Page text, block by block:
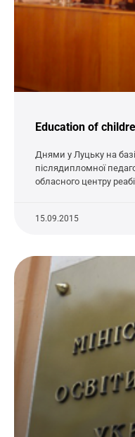
Education of
Днями у Луцьку на
післядипломної
обласного центру
15.09.2015